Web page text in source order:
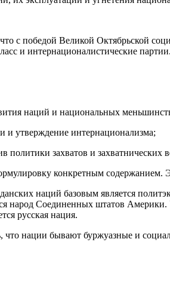
с победой Великой Октябрьской
и интернационалистические партии.
наций и национальных
и утверждение интернационализма;
захватов и захватнических
конкретным содержанием.
наций базовым является
народ Соединенных штатов
русская нация.
нации бывают буржуазные и